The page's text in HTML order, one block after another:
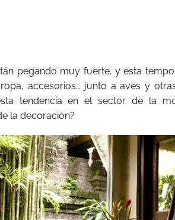
pegando muy fuerte, y esta
accesorios… junto a aves y
tendencia en el sector de la
la decoración?